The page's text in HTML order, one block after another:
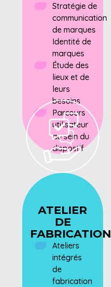
Stratégie de
communication
de marques
Identité de
marques
Étude des
lieux et de
leurs
besoins
Parcours
utilisateur
au sein du
dispostif
ATELIER
DE
FABRICATION
Ateliers
intégrés
de
fabrication